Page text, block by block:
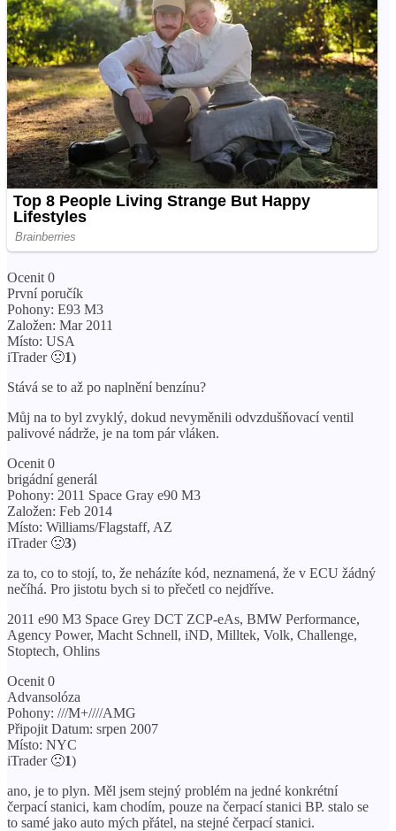
Ocenit 0
První poručík
Pohony: E93 M3
Založen: Mar 2011
Místo: USA
iTrader 🙁1)
Stává se to až po naplnění benzínu?
Můj na to byl zvyklý, dokud nevyměnili odvzdušňovací ventil
palivové nádrže, je na tom pár vláken.
Ocenit 0
brigádní generál
Pohony: 2011 Space Gray e90 M3
Založen: Feb 2014
Místo: Williams/Flagstaff, AZ
iTrader 🙁3)
za to, co to stojí, to, že neházíte kód, neznamená, že v ECU žádný
nečíhá. Pro jistotu bych si to přečetl co nejdříve.
2011 e90 M3 Space Grey DCT ZCP-eAs, BMW Performance,
Agency Power, Macht Schnell, iND, Milltek, Volk, Challenge,
Stoptech, Ohlins
Ocenit 0
Advansolóza
Pohony: ///M+////AMG
Připojit Datum: srpen 2007
Místo: NYC
iTrader 🙁1)
ano, je to plyn. Měl jsem stejný problém na jedné konkrétní
čerpací stanici, kam chodím, pouze na čerpací stanici BP. stalo se
to samé jako auto mých přátel, na stejné čerpací stanici.